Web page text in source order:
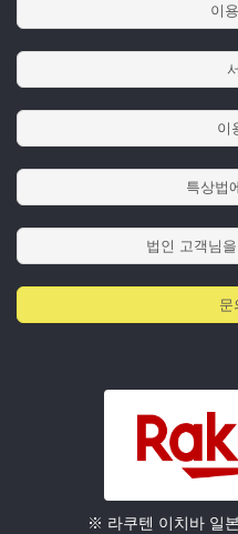
이
이
특상법
법인 고객님
문
※ 라쿠텐 이치바 일